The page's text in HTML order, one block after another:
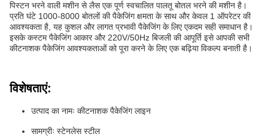
पिस्टन भरने वाली मशीन से लैस एक पूर्ण स्वचालित पालतू बोतल भरने की मशीन है।
प्रति घंटे 1000-8000 बोतलों की पैकेजिंग क्षमता के साथ और केवल 1 ऑपरेटर की
आवश्यकता है, यह कुशल और लागत प्रभावी पैकेजिंग के लिए एकदम सही समाधान है।
इसके कस्टम पैकेजिंग आकार और 220V/50Hz बिजली की आपूर्ति इसे आपकी सभी
कीटनाशक पैकेजिंग आवश्यकताओं को पूरा करने के लिए एक बढ़िया विकल्प बनाती है।
विशेषताएं:
उत्पाद का नामः कीटनाशक पैकेजिंग लाइन
सामग्रीः स्टेनलेस स्टील